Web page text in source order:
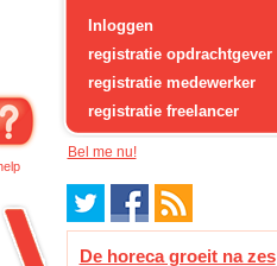
Inloggen
registratie opdrachtgever
registratie medewerker
registratie freelancer
De horeca groeit na zes
Bel me nu!